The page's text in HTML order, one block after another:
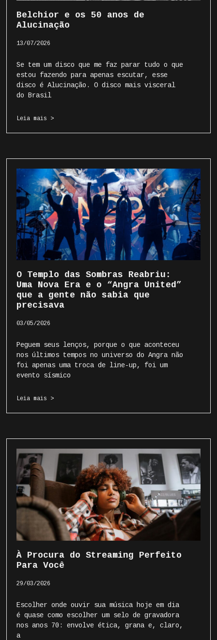
Belchior e os 50 anos de
Alucinação
13/07/2026
Se tem um disco que me faz parar tudo o que
estou fazendo para apenas escutar, esse
disco é Alucinação. O disco mais visceral
do Brasil
Leia mais >
O Templo das Sombras Reabriu:
Uma Nova Era e o “Angra United”
que a gente não sabia que
precisava
03/05/2026
Peguem seus lenços, porque o que aconteceu
nos últimos tempos no universo do Angra não
foi apenas uma troca de line-up, foi um
evento sísmico
Leia mais >
À Procura do Streaming Perfeito
Para Você
29/03/2026
Escolher onde ouvir sua música hoje em dia
é quase como escolher um selo de gravadora
nos anos 70: envolve ética, grana e, claro,
a